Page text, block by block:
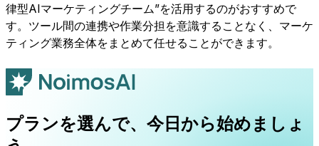
律型AIマーケティングチーム”を活用するのがおすすめで
す。ツール間の連携や作業分担を意識することなく、マーケ
ティング業務全体をまとめて任せることができます。
プランを選んで、今日から始めましょ